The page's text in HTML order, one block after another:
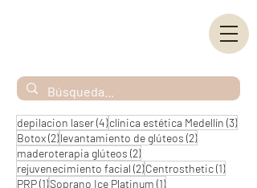
depilacion laser(4)4 entradas
clínica estética Medellín (3)3
Botox(2)2 entradas
levantamiento de glúteos (2)2 entradas
maderoterapia glúteos (2)2 entradas
rejuvenecimiento facial (2)2 entradas
Centrosthetic(1)1
PRP(1)1 entrada
Soprano Ice Platinum (1)1 entrada